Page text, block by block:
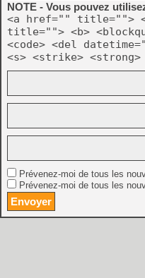
NOTE - Vous pouvez
<a href="" title="">
title=""> <b>
<code> <del
<s> <strike> <strong>
Prévenez-moi de tous les
Prévenez-moi de tous les